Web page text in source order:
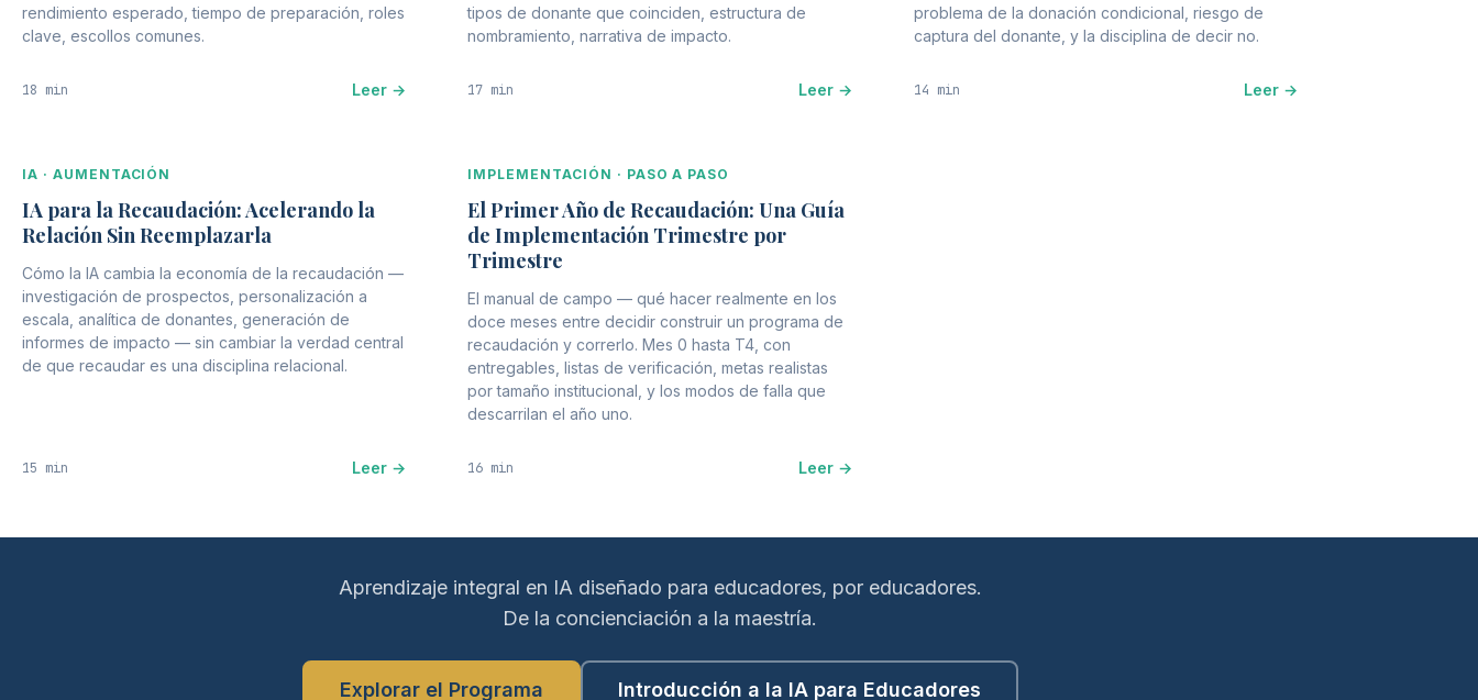
rendimiento esperado, tiempo de preparación, roles
clave, escollos comunes.
18 min Leer →
tipos de donante que coinciden, estructura de
nombramiento, narrativa de impacto.
17 min Leer →
problema de la donación condicional, riesgo de
captura del donante, y la disciplina de decir no.
14 min Leer →
IA · AUMENTACIÓN
IA para la Recaudación: Acelerando la
Relación Sin Reemplazarla
Cómo la IA cambia la economía de la recaudación —
investigación de prospectos, personalización a
escala, analítica de donantes, generación de
informes de impacto — sin cambiar la verdad central
de que recaudar es una disciplina relacional.
15 min Leer →
IMPLEMENTACIÓN · PASO A PASO
El Primer Año de Recaudación: Una Guía
de Implementación Trimestre por
Trimestre
El manual de campo — qué hacer realmente en los
doce meses entre decidir construir un programa de
recaudación y correrlo. Mes 0 hasta T4, con
entregables, listas de verificación, metas realistas
por tamaño institucional, y los modos de falla que
descarrilan el año uno.
16 min Leer →
Aprendizaje integral en IA diseñado para educadores, por educadores.
De la concienciación a la maestría.
Explorar el Programa Introducción a la IA para Educadores